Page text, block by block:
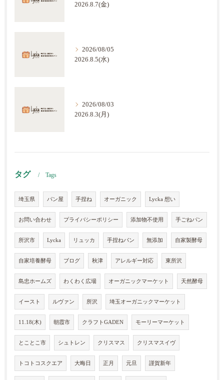
2026.8.7(金)
2026/08/05
2026.8.5(水)
2026/08/03
2026.8.3(月)
タグ Tags
埼玉県 パン屋 手捏ね オーガニック Lycka 想い
お問い合わせ プライバシーポリシー 添加物不使用 手ごねパン
所沢市 Lycka リュッカ 手捏ねパン 無添加 自家製酵母
自家培養酵母 ブログ 秋津 アレルギー対応 東所沢
島忠ホームズ わくわく広場 オーガニックマーケット 天然酵母
イースト ルヴァン 所沢 埼玉オーガニックマーケット
11.18(木) 朝霞市 クラフトGADEN モーリーマーケット
とことこ市 シュトレン クリスマス クリスマスイヴ
トコトコスクエア 大晦日 正月 元旦 謹賀新年